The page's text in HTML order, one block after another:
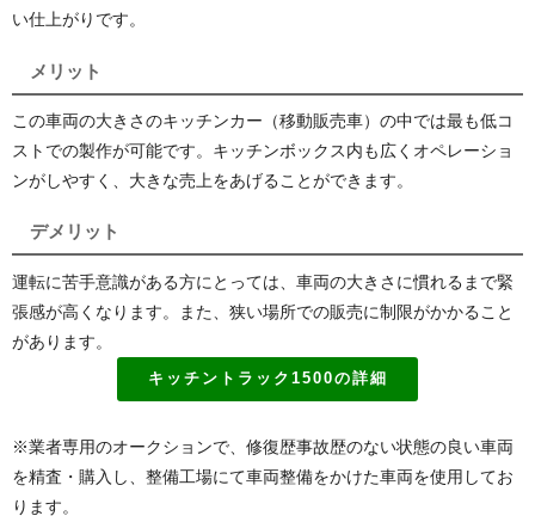
い仕上がりです。
メリット
この車両の大きさのキッチンカー（移動販売車）の中では最も低コ
ストでの製作が可能です。キッチンボックス内も広くオペレーショ
ンがしやすく、大きな売上をあげることができます。
デメリット
運転に苦手意識がある方にとっては、車両の大きさに慣れるまで緊
張感が高くなります。また、狭い場所での販売に制限がかかること
があります。
キッチントラック1500の詳細
※業者専用のオークションで、修復歴事故歴のない状態の良い車両
を精査・購入し、整備工場にて車両整備をかけた車両を使用してお
ります。